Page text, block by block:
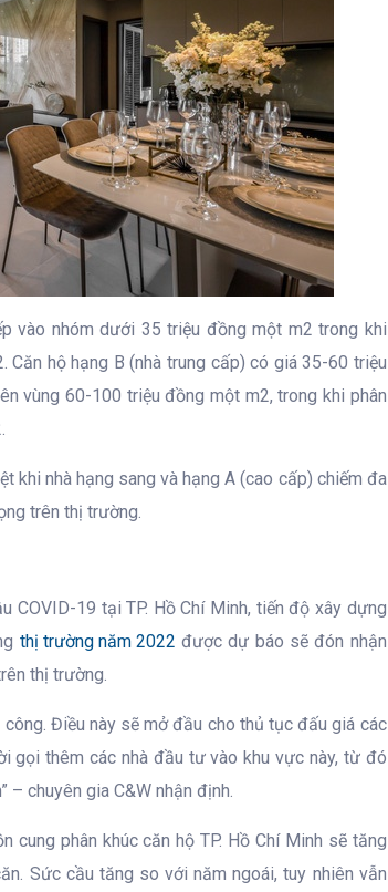
vào nhóm dưới 35 triệu đồng một m2 trong khi
hộ hạng B (nhà trung cấp) có giá 35-60 triệu
vùng 60-100 triệu đồng một m2, trong khi phân
khi nhà hạng sang và hạng A (cao cấp) chiếm đa
trên thị trường.
COVID-19 tại TP. Hồ Chí Minh, tiến độ xây dựng
thị trường năm 2022 được dự báo sẽ đón nhận
thị trường.
Điều này sẽ mở đầu cho thủ tục đấu giá các
gọi thêm các nhà đầu tư vào khu vực này, từ đó
– chuyên gia C&W nhận định.
cung phân khúc căn hộ TP. Hồ Chí Minh sẽ tăng
Sức cầu tăng so với năm ngoái, tuy nhiên vẫn